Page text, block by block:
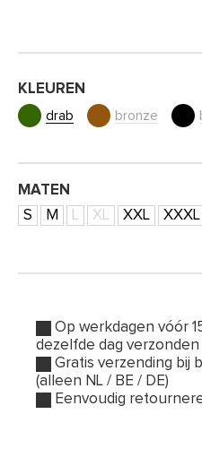
KLEUREN
drab bronze
MATEN
S
M L XL XXL XXXL
Op werkdagen vóór
dezelfde dag verzonden
Gratis verzending bij
(alleen NL / BE / DE)
Eenvoudig